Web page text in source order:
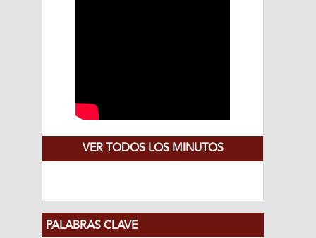
VER TODOS LOS MINUTOS
PALABRAS CLAVE